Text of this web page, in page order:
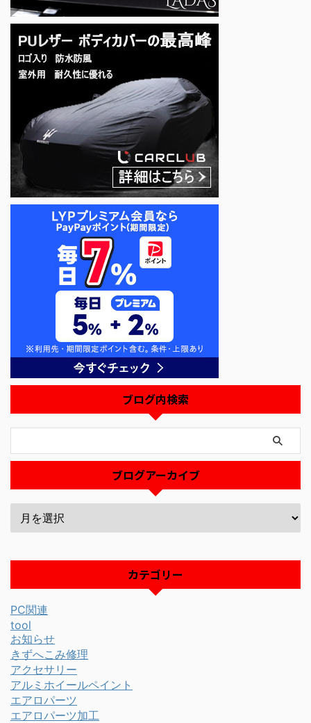
ブログ内検索
ブログアーカイブ
カテゴリー
PC関連
tool
お知らせ
きずへこみ修理
アクセサリー
アルミホイールペイント
エアロパーツ
エアロパーツ加工